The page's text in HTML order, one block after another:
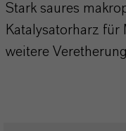
Stark saures
Katalysatorharz
weitere